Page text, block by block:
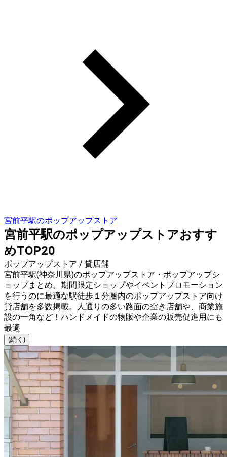
宮前平駅のポップアップストア
宮前平駅のポップアップストアおすす
めTOP20
ポップアップストア / 貸店舗
宮前平駅(神奈川県)のポップアップストア・ポップアップシ
ョップまとめ。期間限定ショップやイベントプロモーション
を行うのに最適な駅徒歩１分圏内のポップアップストア向け
貸店舗を多数掲載。人通りの多い路面の空き店舗や、商業施
設の一角など！ハンドメイドの物販や企業の販売促進用にも
最適
(続く)